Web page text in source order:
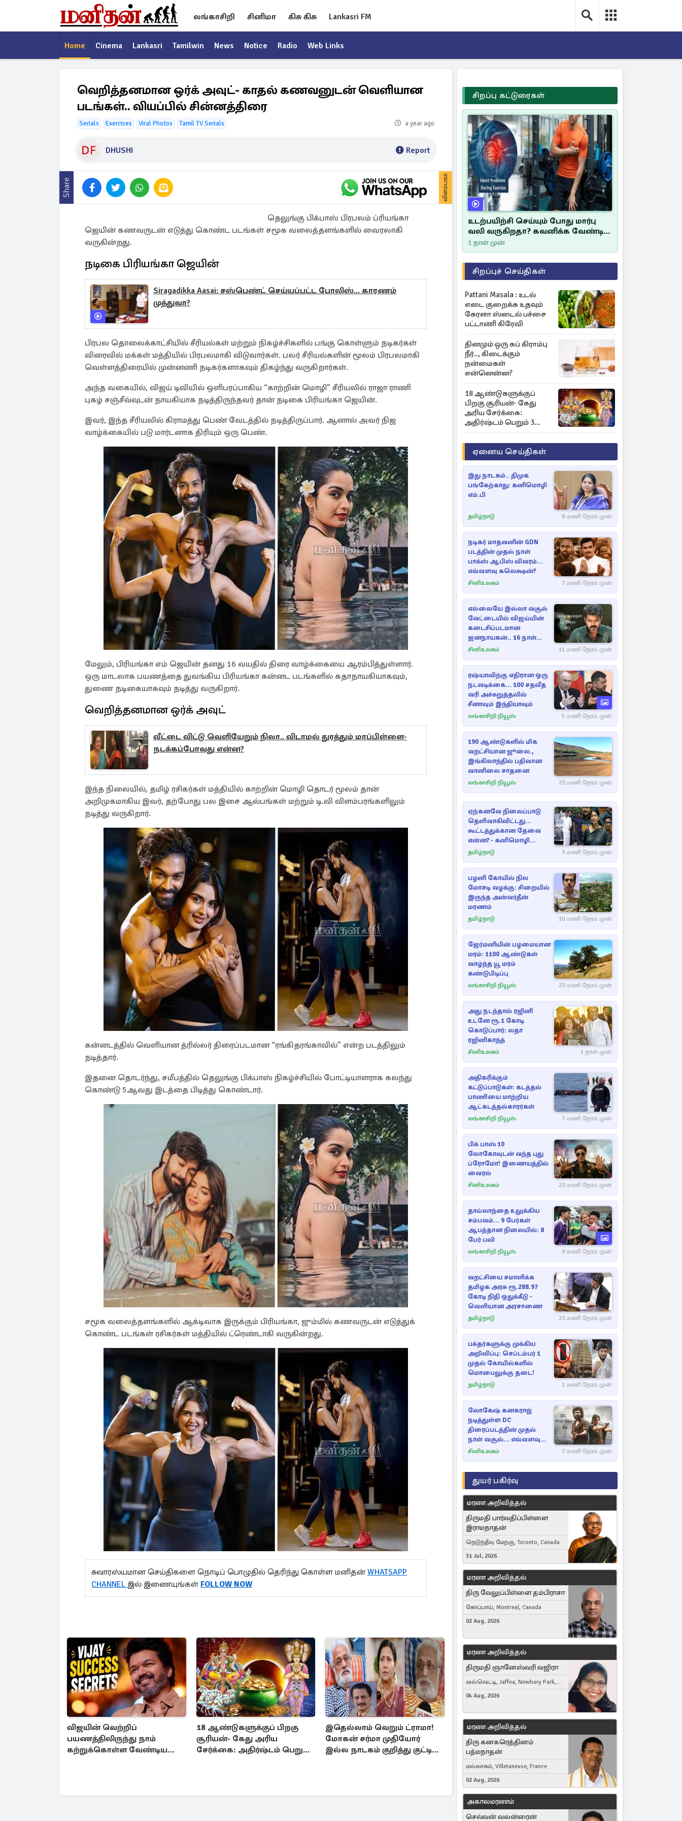
லங்காசிறி சினிமா கிசு கிசு Lankasri FM
Home Cinema Lankasri Tamilwin News Notice Radio Web Links
வெறித்தனமான ஒர்க் அவுட்- காதல் கணவனுடன் வெளியான
படங்கள்.. வியப்பில் சின்னத்திரை
Serials Exercises Viral Photos Tamil TV Serials a year ago
DHUSHI Report
Share விளம்பரம்
தெலுங்கு பிக்பாஸ் பிரபலம் ப்ரியங்கா
ஜெயின் கணவருடன் எடுத்து கொண்ட படங்கள் சமூக வலைத்தளங்களில் வைரலாகி
வருகின்றது.
நடிகை பிரியங்கா ஜெயின்
Siragadikka Aasai: சஸ்பெண்ட் செய்யப்பட்ட போலிஸ்... காரணம்
முத்துவா?
பிரபல தொலைக்காட்சியில் சீரியல்கள் மற்றும் நிகழ்ச்சிகளில் பங்கு கொள்ளும் நடிகர்கள்
விரைவில் மக்கள் மத்தியில் பிரபலமாகி விடுவார்கள். பலர் சீரியல்களின் மூலம் பிரபலமாகி
வெள்ளத்திரையில் முன்னணி நடிகர்களாகவும் திகழ்ந்து வருகிறார்கள்.
அந்த வகையில், விஜய் டிவியில் ஒளிபரப்பாகிய “காற்றின் மொழி” சீரியலில் ராஜா ராணி
புகழ் சஞ்சீவ்வுடன் நாயகியாக நடித்திருந்தவர் தான் நடிகை பிரியங்கா ஜெயின்.
இவர், இந்த சீரியலில் கிராமத்து பெண் வேடத்தில் நடித்திருப்பார். ஆனால் அவர் நிஜ
வாழ்க்கையில் படு மார்டனாக திரியும் ஒரு பெண்.
மேலும், பிரியங்கா எம் ஜெயின் தனது 16 வயதில் திரை வாழ்க்கையை ஆரம்பித்துள்ளார்.
ஒரு மாடலாக பயணத்தை துவங்கிய பிரியங்கா கன்னட படங்களில் கதாநாயகியாகவும்,
துணை நடிகையாகவும் நடித்து வருகிறார்.
வெறித்தனமான ஒர்க் அவுட்
வீட்டை விட்டு வெளியேறும் நிலா.. விடாமல் துரத்தும் மாப்பிள்ளை-
நடக்கப்போவது என்ன?
இந்த நிலையில், தமிழ் ரசிகர்கள் மத்தியில் காற்றின் மொழி தொடர் மூலம் தான்
அறிமுகமாகிய இவர், தற்போது பல இசை ஆல்பங்கள் மற்றும் டி.வி விளம்பரங்களிலும்
நடித்து வருகிறார்.
கன்னடத்தில் வெளியான த்ரில்லர் திரைப்படமான “ரங்கிதரங்காவில்” என்ற படத்திலும்
நடித்தார்.
இதனை தொடர்ந்து, சமீபத்தில் தெலுங்கு பிக்பாஸ் நிகழ்ச்சியில் போட்டியாளராக கலந்து
கொண்டு 5ஆவது இடத்தை பிடித்து கொண்டார்.
சமூக வலைத்தளங்களில் ஆக்டிவாக இருக்கும் பிரியங்கா, ஜும்மில் கணவருடன் எடுத்துக்
கொண்ட படங்கள் ரசிகர்கள் மத்தியில் ட்ரெண்டாகி வருகின்றது.
சுவாரஸ்யமான செய்திகளை நொடிப் பொழுதில் தெரிந்து கொள்ள மனிதன் WHATSAPP
CHANNEL இல் இணையுங்கள் FOLLOW NOW
விஜயின் வெற்றிப்
பயணத்திலிருந்து நாம்
கற்றுக்கொள்ள வேண்டிய
18 ஆண்டுகளுக்குப் பிறகு
சூரியன்- கேது அரிய
சேர்க்கை: அதிர்ஷ்டம் பெறும்
இதெல்லாம் வெறும் ட்ராமா!
மோகன் சர்மா முதியோர்
இல்ல நாடகம் குறித்து குட்டி
சிறப்பு கட்டுரைகள்
உடற்பயிற்சி செய்யும் போது மார்பு
வலி வருகிறதா? கவனிக்க வேண்டிய
எச்சரிக்கை அறிகுறிகள்
1 நாள் முன்
சிறப்புச் செய்திகள்
Pattani Masala : உடல்
எடை குறைக்க உதவும்
கேரளா ஸ்டைல் பச்சை
பட்டாணி கிரேவி
தினமும் ஒரு கப் கிராம்பு
நீர்.., கிடைக்கும்
நன்மைகள்
என்னென்ன?
18 ஆண்டுகளுக்குப்
பிறகு சூரியன்- கேது
அரிய சேர்க்கை:
அதிர்ஷ்டம் பெறும் 3
ராசிகள்!
ஏனைய செய்திகள்
இது நாடகம்.. திமுக
பங்கேற்காது: கனிமொழி
எம்.பி
தமிழ்நாடு 8 மணி நேரம் முன்
நடிகர் மாதவனின் GDN
படத்தின் முதல் நாள்
பாக்ஸ் ஆபிஸ் விவரம்...
எவ்வளவு கலெக்ஷன்?
சினிஉலகம் 7 மணி நேரம் முன்
எல்லையே இல்லா வசூல்
வேட்டையில் விஜய்யின்
கடைசிப்படமான
ஜனநாயகன்.. 16 நாள்
பாக்ஸ் ஆபிஸ்
சினிஉலகம் 11 மணி நேரம் முன்
ரஷ்யாவிற்கு எதிரான ஒரு
நடவடிக்கை... 100 சதவீத
வரி அச்சுறுத்தலில்
சீனாவும் இந்தியாவும்
லங்காசிறி நியூஸ் 5 மணி நேரம் முன்
190 ஆண்டுகளில் மிக
வறட்சியான ஜூலை.,
இங்கிலாந்தில் பதிவான
வானிலை சாதனை
லங்காசிறி நியூஸ் 23 மணி நேரம் முன்
ஏற்கனவே நிலைப்பாடு
தெளிவாகிவிட்டது...
கூட்டத்துக்கான தேவை
என்ன? - கனிமொழி
விமர்சனம்
தமிழ்நாடு 3 மணி நேரம் முன்
பழனி கோயில் நில
மோசடி வழக்கு: சிறையில்
இருந்த அன்வர்தீன்
மரணம்
தமிழ்நாடு 10 மணி நேரம் முன்
ஜேர்மனியின் பழமையான
மரம்: 1100 ஆண்டுகள்
வாழ்ந்த யூ மரம்
கண்டுபிடிப்பு
லங்காசிறி நியூஸ் 23 மணி நேரம் முன்
அது நடந்தால் ரஜினி
உடனே ரூ.1 கோடி
கொடுப்பார்: லதா
ரஜினிகாந்த்
சினிஉலகம் 1 நாள் முன்
அதிகரிக்கும்
கட்டுப்பாடுகள்: கடத்தல்
பாணியை மாற்றிய
ஆட்கடத்தல்காரர்கள்
லங்காசிறி நியூஸ் 7 மணி நேரம் முன்
பிக் பாஸ் 10
லோகோவுடன் வந்த புது
ப்ரோமோ! இணையத்தில்
வைரல்
சினிஉலகம் 23 மணி நேரம் முன்
தாய்லாந்தை உலுக்கிய
சம்பவம்... 9 பேர்கள்
ஆபத்தான நிலையில்: 8
பேர் பலி
லங்காசிறி நியூஸ் 9 மணி நேரம் முன்
வறட்சியை சமாளிக்க
தமிழக அரசு ரூ.288.97
கோடி நிதி ஒதுக்கீடு -
வெளியான அரசாணை
தமிழ்நாடு 23 மணி நேரம் முன்
பக்தர்களுக்கு முக்கிய
அறிவிப்பு: செப்டம்பர் 1
முதல் கோயில்களில்
மொபைலுக்கு தடை!
தமிழ்நாடு 1 மணி நேரம் முன்
லோகேஷ் கனகராஜ்
நடித்துள்ள DC
திரைப்படத்தின் முதல்
நாள் வசூல்... எவ்வளவு
தெரியுமா?
சினிஉலகம் 7 மணி நேரம் முன்
துயர் பகிர்வு
மரண அறிவித்தல்
திருமதி பார்வதிப்பிள்ளை
இராமநாதன்
நெடுந்தீவு மேற்கு, Toronto, Canada
31 Jul, 2026
மரண அறிவித்தல்
திரு வேலுப்பிள்ளை தம்பிராசா
கோப்பாய், Montreal, Canada
02 Aug, 2026
மரண அறிவித்தல்
திருமதி ஞானேஸ்வரி வஜிரா
வல்வெட்டி, Jaffna, Newbury Park,
United Kingdom
04 Aug, 2026
மரண அறிவித்தல்
திரு கனகரெத்தினம்
பத்மநாதன்
மல்லாகம், Villetaneuse, France
02 Aug, 2026
அகாலமரணம்
செல்வன் வலன்ரைன்